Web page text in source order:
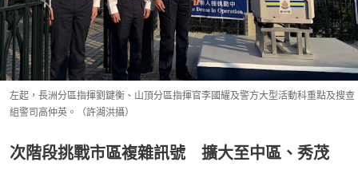
左起，長洲分區指揮劉鍵衡、山頂分區指揮官李國耀及警方大型活動科重點及搜查
組警司高仲英。（許湖洪攝）
次階段挑戰市區複雜訊號 擴大至中區、秀茂